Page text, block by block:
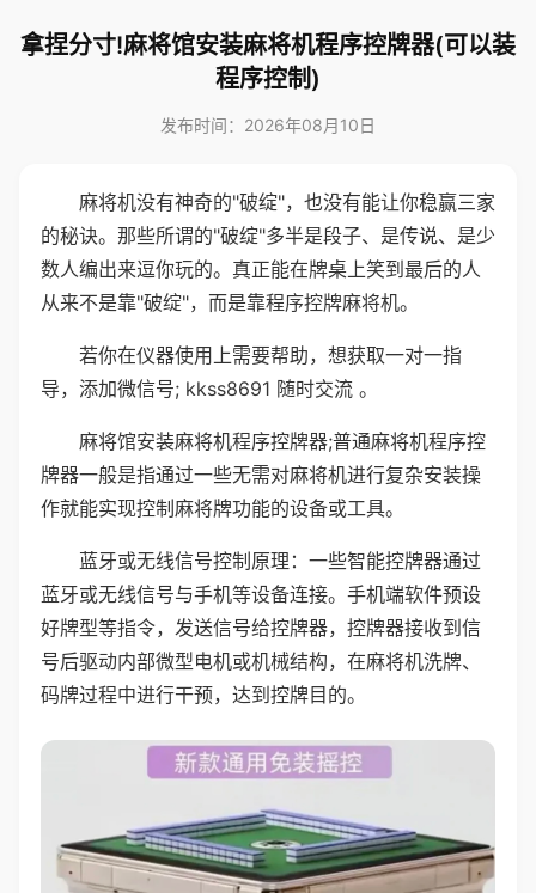
拿捏分寸!麻将馆安装麻将机程序控牌器(可以装
程序控制)
发布时间：2026年08月10日
麻将机没有神奇的"破绽"，也没有能让你稳赢三家
的秘诀。那些所谓的"破绽"多半是段子、是传说、是少
数人编出来逗你玩的。真正能在牌桌上笑到最后的人
从来不是靠"破绽"，而是靠程序控牌麻将机。
若你在仪器使用上需要帮助，想获取一对一指
导，添加微信号; kkss8691 随时交流 。
麻将馆安装麻将机程序控牌器;普通麻将机程序控
牌器一般是指通过一些无需对麻将机进行复杂安装操
作就能实现控制麻将牌功能的设备或工具。
蓝牙或无线信号控制原理：一些智能控牌器通过
蓝牙或无线信号与手机等设备连接。手机端软件预设
好牌型等指令，发送信号给控牌器，控牌器接收到信
号后驱动内部微型电机或机械结构，在麻将机洗牌、
码牌过程中进行干预，达到控牌目的。